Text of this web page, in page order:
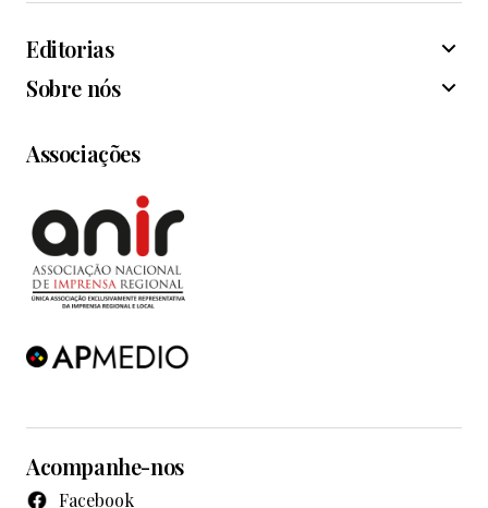
Editorias
Sobre nós
Associações
Acompanhe-nos
Facebook